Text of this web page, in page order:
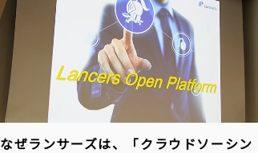
なぜランサーズは、「クラウドソーシン